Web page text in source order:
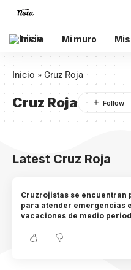
Inicio Mi muro
Inicio » Cruz Roja
Cruz Roja
Latest Cruz Roja
Cruzrojistas se encuentran
para atender emergencias
vacaciones de medio